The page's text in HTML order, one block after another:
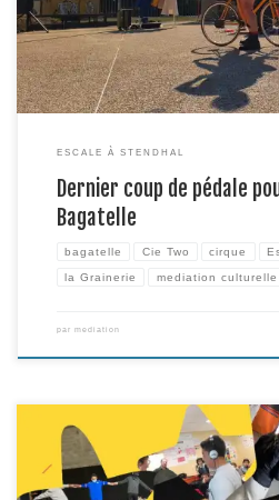
tel que Média […]
ESCALE À STENDHAL
Dernier coup de pédale
Bagatelle
bagatelle Cie Two cirque
la Grainerie mediation culturelle
par mediation